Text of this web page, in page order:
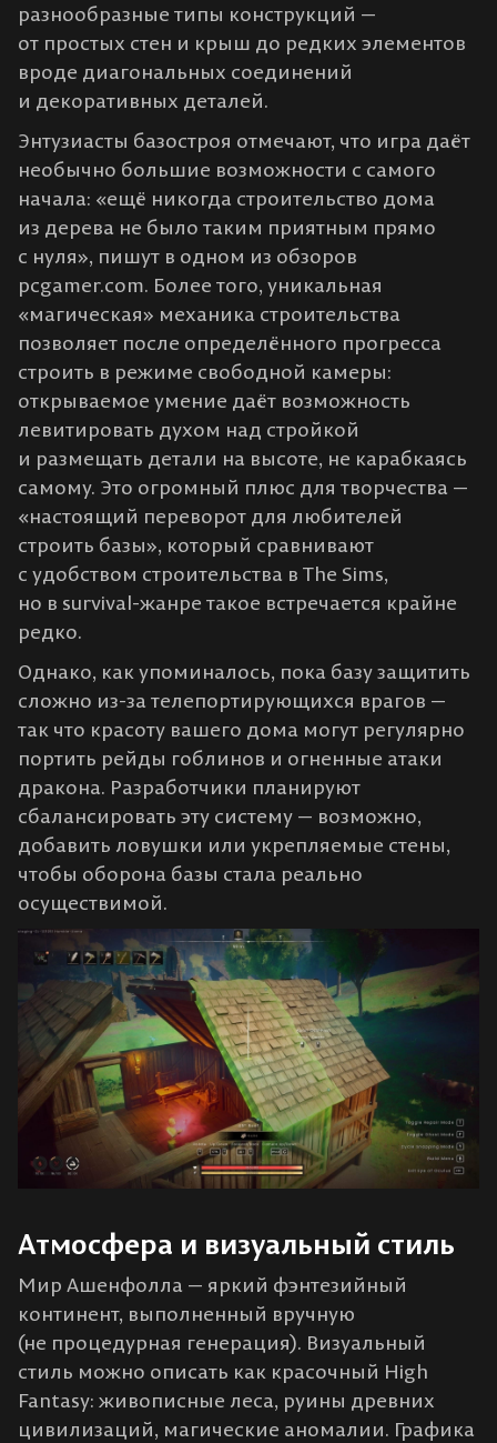
разнообразные типы конструкций —
от простых стен и крыш до редких элементов
вроде диагональных соединений
и декоративных деталей.
Энтузиасты базостроя отмечают, что игра даёт
необычно большие возможности с самого
начала: «ещё никогда строительство дома
из дерева не было таким приятным прямо
с нуля», пишут в одном из обзоров​
pcgamer.com. Более того, уникальная
«магическая» механика строительства
позволяет после определённого прогресса
строить в режиме свободной камеры:
открываемое умение даёт возможность
левитировать духом над стройкой
и размещать детали на высоте, не карабкаясь
самому. Это огромный плюс для творчества —
«настоящий переворот для любителей
строить базы», который сравнивают
с удобством строительства в The Sims,
но в survival-жанре такое встречается крайне
редко​.
Однако, как упоминалось, пока базу защитить
сложно из-за телепортирующихся врагов —
так что красоту вашего дома могут регулярно
портить рейды гоблинов и огненные атаки
дракона. Разработчики планируют
сбалансировать эту систему — возможно,
добавить ловушки или укрепляемые стены,
чтобы оборона базы стала реально
осуществимой.
Атмосфера и визуальный стиль
Мир Ашенфолла — яркий фэнтезийный
континент, выполненный вручную
(не процедурная генерация). Визуальный
стиль можно описать как красочный High
Fantasy: живописные леса, руины древних
цивилизаций, магические аномалии. Графика